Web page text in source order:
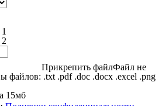
Прикрепить файлФайл не
файлов: .txt .pdf .doc .docx .excel .png
15мб